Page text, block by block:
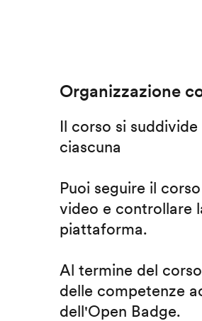
Organizzazione
Il corso si
ciascuna
Puoi seguire il
video e controllare
piattaforma.
Al termine del
delle competenze
dell'Open Badge.